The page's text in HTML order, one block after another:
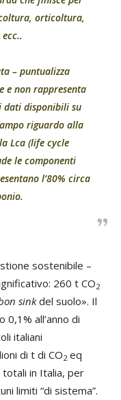
orticoltura,
– puntualizza
e non rappresenta
dati disponibili su
riguardo alla
Lca (life cycle
le componenti
l’80% circa
sostenibile –
260 t CO2
sinkdel suolo». Il
all’anno di
italiani
di t di CO2 eq
totali in Italia, per
limiti “di sistema”.